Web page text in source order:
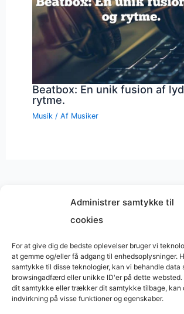
Administrer samtykke til
cookies
For at give dig de bedste oplevelser bruger vi
at gemme og/eller få adgang til enhedsoplysninger.
samtykke til disse teknologier, kan vi behandle data
browsingadfærd eller unikke ID'er på dette
dit samtykke eller trækker dit samtykke tilbage, kan
indvirkning på visse funktioner og egenskaber.
Beatbox: En unik fusion af
rytme.
Musik / Af Musiker
Musik på
Copyright © 2026
Udviklet af
Bygget med